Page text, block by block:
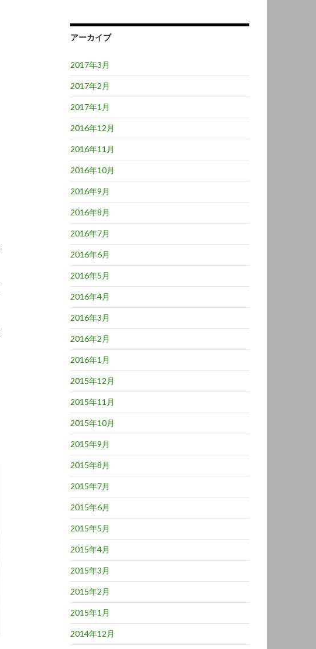
アーカイブ
2017年3月
2017年2月
2017年1月
2016年12月
2016年11月
2016年10月
2016年9月
2016年8月
2016年7月
2016年6月
2016年5月
2016年4月
2016年3月
2016年2月
2016年1月
2015年12月
2015年11月
2015年10月
2015年9月
2015年8月
2015年7月
2015年6月
2015年5月
2015年4月
2015年3月
2015年2月
2015年1月
2014年12月